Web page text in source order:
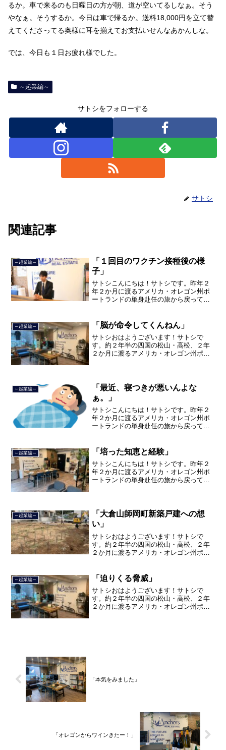
るか。車で来るのも日曜日の方が朝、道が空いてるしなぁ。そう
やなぁ。そうするか。今日は車で帰るか。送料18,000円を立て替
えてくださってる奥様に耳を揃えてお支払いせんなあかんしな。
では、今日も１日お疲れ様でした。
～起業編～
サトシをフォローする
サトシ
関連記事
～起業編～
「１回目のワクチン接種後の様
子」
サトシこんにちは！サトシです。昨年２
年２か月に渡るアメリカ・オレゴン州ポ
ートランドの単身赴任の旅から戻ってき
で２３年間のサラリーマン人生を卒業
し、東京品川区南大井で不動...
～起業編～ 「脳が命令してくんねん」
サトシおはようございます！サトシで
す。約２年半の四国の松山・高松、２年
２か月に渡るアメリカ・オレゴン州ポー
て、２０２１年３月９日より東...
～起業編～
「最近、寝つきが悪いんよな
ぁ。」
サトシこんにちは！サトシです。昨年２
年２か月に渡るアメリカ・オレゴン州ポ
ートランドの単身赴任の旅から戻ってき
で２３年間のサラリーマン人生を卒業
し、東京都品川区南大井で不...
～起業編～ 「培った知恵と経験」
サトシこんにちは！サトシです。昨年２
年２か月に渡るアメリカ・オレゴン州ポ
ートランドの単身赴任の旅から戻ってき
し、東京品川区南大井で不動...
～起業編～
「大倉山師岡町新築戸建への想
い」
サトシおはようございます！サトシで
す。約２年半の四国の松山・高松、２年
２か月に渡るアメリカ・オレゴン州ポー
間のサラリーマン人生に終止符を打っ
て、２０２１年３月９日より東...
～起業編～ 「迫りくる脅威」
サトシおはようございます！サトシで
す。約２年半の四国の松山・高松、２年
２か月に渡るアメリカ・オレゴン州ポー
「本気をみました」
「オレゴンからワインきたー！」